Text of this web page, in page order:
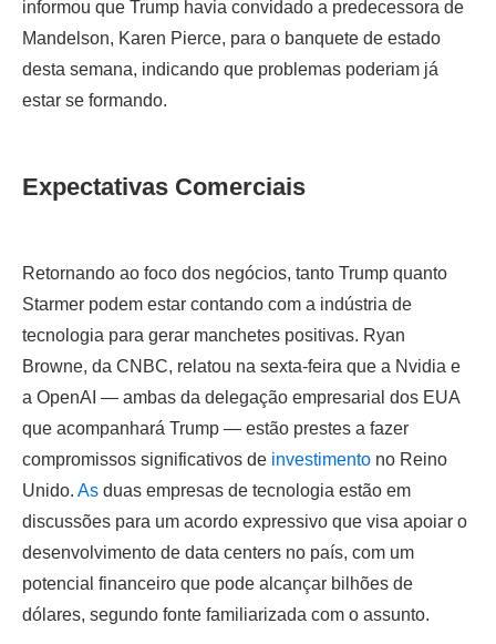
informou que Trump havia convidado a predecessora de
Mandelson, Karen Pierce, para o banquete de estado
desta semana, indicando que problemas poderiam já
estar se formando.
Expectativas Comerciais
Retornando ao foco dos negócios, tanto Trump quanto
Starmer podem estar contando com a indústria de
tecnologia para gerar manchetes positivas. Ryan
Browne, da CNBC, relatou na sexta-feira que a Nvidia e
a OpenAI — ambas da delegação empresarial dos EUA
que acompanhará Trump — estão prestes a fazer
compromissos significativos de investimento no Reino
Unido. As duas empresas de tecnologia estão em
discussões para um acordo expressivo que visa apoiar o
desenvolvimento de data centers no país, com um
potencial financeiro que pode alcançar bilhões de
dólares, segundo fonte familiarizada com o assunto.